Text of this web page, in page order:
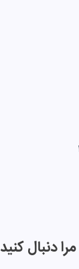
مرا دنبال